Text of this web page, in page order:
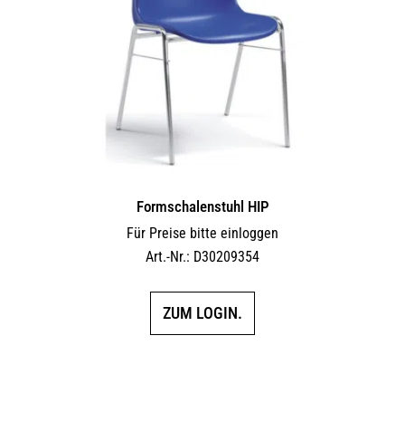
Formschalenstuhl HIP
Für Preise bitte einloggen
Art.-Nr.: D30209354
ZUM LOGIN.